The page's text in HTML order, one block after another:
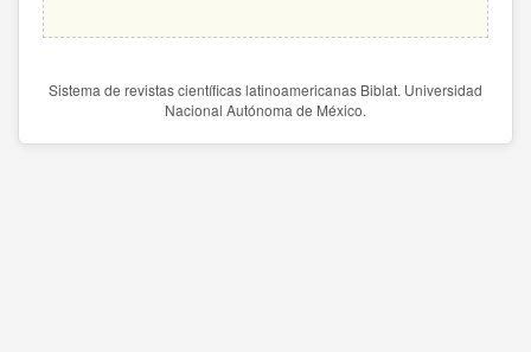
Sistema de revistas científicas latinoamericanas Biblat. Universidad
Nacional Autónoma de México.